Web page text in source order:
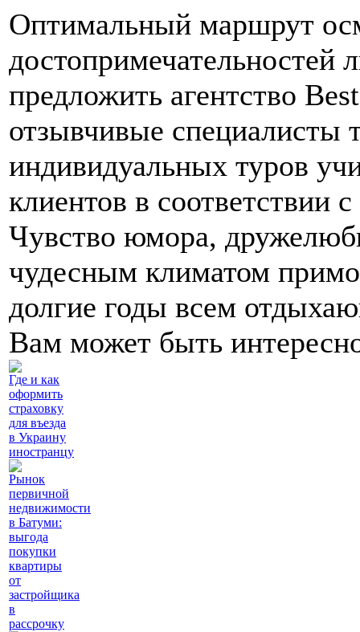
Оптимальный маршрут
достопримечательностей
предложить агентство
отзывчивые специалисты
индивидуальных туров
клиентов в соответствии
Чувство юмора,
чудесным климатом
долгие годы всем
Вам может быть
Где и как
оформить
страховку
для въезда
в Украину
иностранцу
Рынок
первичной
недвижимости
в Батуми:
выгода
покупки
квартиры
от
застройщика
в
рассрочку